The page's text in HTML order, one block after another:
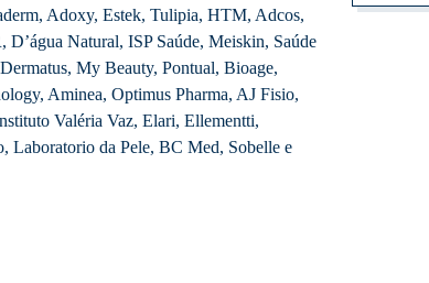
Adoxy, Estek, Tulipia, HTM, Adcos,
Natural, ISP Saúde, Meiskin, Saúde
My Beauty, Pontual, Bioage,
Aminea, Optimus Pharma, AJ Fisio,
Valéria Vaz, Elari, Ellementti,
Laboratorio da Pele, BC Med, Sobelle e